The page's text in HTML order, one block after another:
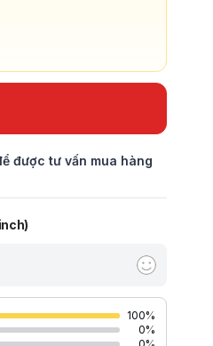
được tư vấn mua hàng
100%
0%